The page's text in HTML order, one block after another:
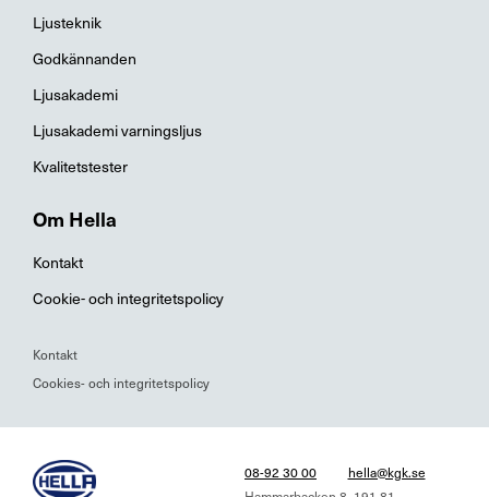
Ljusteknik
Godkännanden
Ljusakademi
Ljusakademi varningsljus
Kvalitetstester
Om Hella
Kontakt
Cookie- och integritetspolicy
Kontakt
Cookies- och integritetspolicy
08-92 30 00 hella@kgk.se